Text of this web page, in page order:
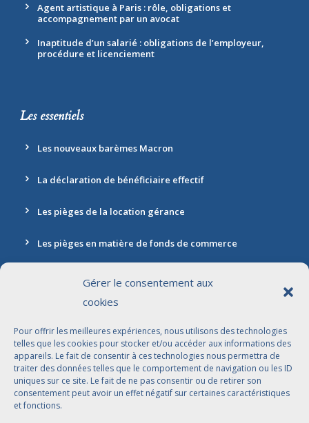
Gérer le consentement aux
cookies
Pour offrir les meilleures expériences, nous utilisons des technologies
telles que les cookies pour stocker et/ou accéder aux informations des
appareils. Le fait de consentir à ces technologies nous permettra de
traiter des données telles que le comportement de navigation ou les ID
uniques sur ce site. Le fait de ne pas consentir ou de retirer son
consentement peut avoir un effet négatif sur certaines caractéristiques
et fonctions.
Agent artistique à Paris : rôle, obligations et
accompagnement par un avocat
Inaptitude d’un salarié : obligations de l’employeur,
procédure et licenciement
Les essentiels
Les nouveaux barèmes Macron
La déclaration de bénéficiaire effectif
Les pièges de la location gérance
Les pièges en matière de fonds de commerce
Adresse: 30 rue Marbeuf, 75008 Paris
01 42 56 96 96
contact@jdbavocats.com